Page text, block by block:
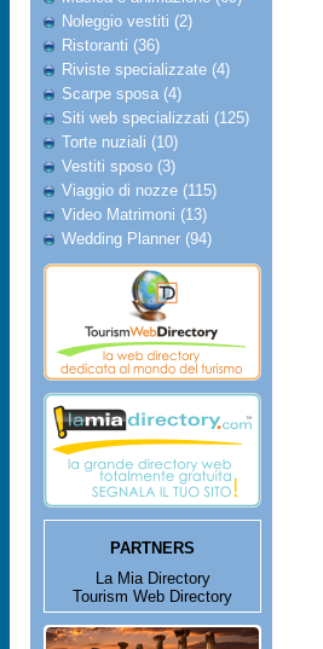
Noleggio vestiti (2)
Ristoranti (36)
Riviste specializzate (4)
Scarpe sposa (4)
Siti web specializzati (125)
Torte nuziali (10)
Vestiti sposo (3)
Viaggio di nozze (115)
Video Matrimoni (13)
Wedding Planner (94)
PARTNERS
La Mia Directory
Tourism Web Directory